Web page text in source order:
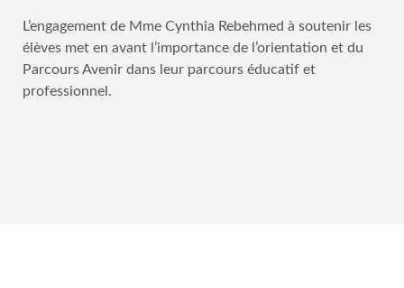
L’engagement de Mme Cynthia Rebehmed à soutenir les
élèves met en avant l’importance de l’orientation et du
Parcours Avenir dans leur parcours éducatif et
professionnel.